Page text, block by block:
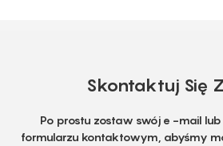
Skontaktuj Się
Po prostu zostaw swój e -mail
formularzu kontaktowym, abyśmy